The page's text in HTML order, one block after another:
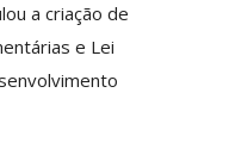
a criação de
e Lei